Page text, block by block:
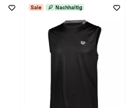
Sale Nachhaltig